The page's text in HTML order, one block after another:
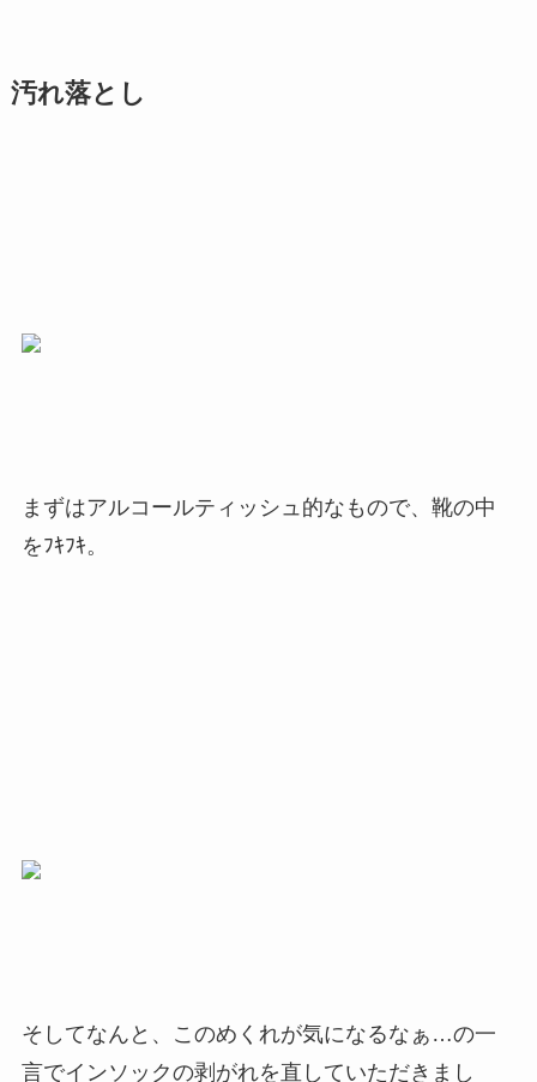
汚れ落とし
まずはアルコールティッシュ的なもので、靴の中
をﾌｷﾌｷ。
そしてなんと、このめくれが気になるなぁ…の一
言でインソックの剥がれを直していただきまし